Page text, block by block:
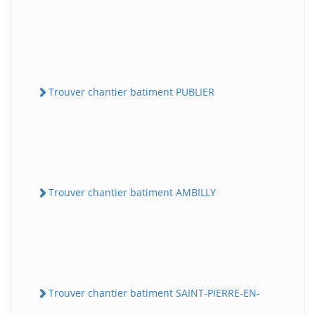
Trouver chantier batiment PUBLIER
Trouver chantier batiment AMBILLY
Trouver chantier batiment SAINT-PIERRE-EN-